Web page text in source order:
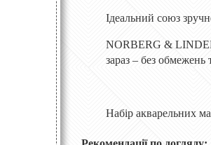
Ідеальний союз
NORBERG &
зараз – без
Набір акварельних